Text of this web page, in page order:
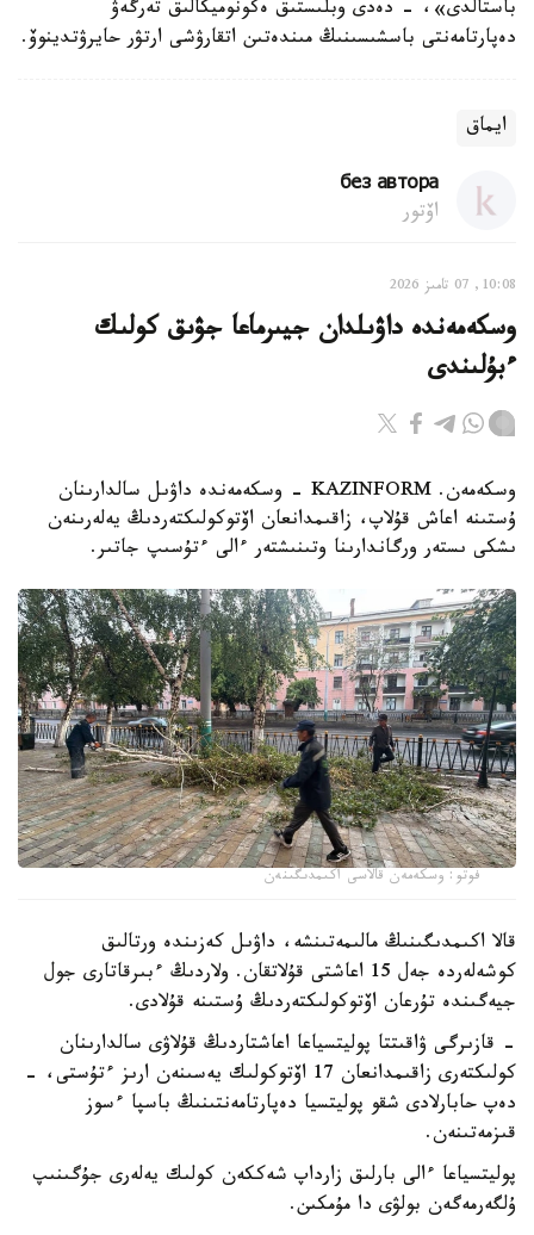
باستالدى»، - دەدى وبلىستىق ەكونوميكالىق تەرگەۋ
دەپارتامەنتى باسشىسىنىڭ مىندەتىن اتقارۋشى ارتۋر حايرۋتدينوۆ.
ايماق
без автора
اۆتور
10:08, 07 تامىز 2026
وسكەمەندە داۋىلدان جيىرماعا جۋىق كولىك
ءبۇلىندى
وسكەمەن. KAZINFORM - وسكەمەندە داۋىل سالدارىنان
ۇستىنە اعاش قۇلاپ، زاقىمدانعان اۆتوكولىكتەردىڭ يەلەرىنەن
ىشكى ىستەر ورگاندارىنا وتىنىشتەر ءالى ءتۇسىپ جاتىر.
فوتو: وسكەمەن قالاسى اكىمدىگىنەن
قالا اكىمدىگىنىڭ مالىمەتىنشە، داۋىل كەزىندە ورتالىق
كوشەلەردە جەل 15 اعاشتى قۇلاتقان. ولاردىڭ ءبىرقاتارى جول
جيەگىندە تۇرعان اۆتوكولىكتەردىڭ ۇستىنە قۇلادى.
- قازىرگى ۋاقىتتا پوليتسياعا اعاشتاردىڭ قۇلاۋى سالدارىنان
كولىكتەرى زاقىمدانعان 17 اۆتوكولىك يەسىنەن ارىز ءتۇستى، -
دەپ حابارلادى شقو پوليتسيا دەپارتامەنتىنىڭ باسپا ءسوز
قىزمەتىنەن.
پوليتسياعا ءالى بارلىق زارداپ شەككەن كولىك يەلەرى جۇگىنىپ
ۇلگەرمەگەن بولۋى دا مۇمكىن.